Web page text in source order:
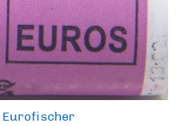
Eurofischer